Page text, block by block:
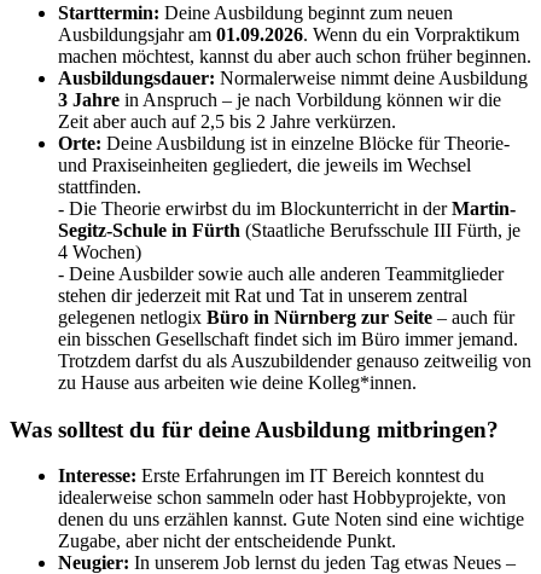
Starttermin: Deine Ausbildung beginnt zum neuen
Ausbildungsjahr am 01.09.2026. Wenn du ein Vorpraktikum
machen möchtest, kannst du aber auch schon früher beginnen.
Ausbildungsdauer: Normalerweise nimmt deine Ausbildung
3 Jahre in Anspruch – je nach Vorbildung können wir die
Zeit aber auch auf 2,5 bis 2 Jahre verkürzen.
Orte: Deine Ausbildung ist in einzelne Blöcke für Theorie-
und Praxiseinheiten gegliedert, die jeweils im Wechsel
stattfinden.
- Die Theorie erwirbst du im Blockunterricht in derMartin-
Segitz-Schule in Fürth (Staatliche Berufsschule III Fürth, je
4 Wochen)
- Deine Ausbilder sowie auch alle anderen Teammitglieder
stehen dir jederzeit mit Rat und Tat in unserem zentral
gelegenen netlogix Büro in Nürnberg zur Seite – auch für
ein bisschen Gesellschaft findet sich im Büro immer jemand.
Trotzdem darfst du als Auszubildender genauso zeitweilig von
zu Hause aus arbeiten wie deine Kolleg*innen.
Was solltest du für deine Ausbildung mitbringen?
Interesse: Erste Erfahrungen im IT Bereich konntest du
idealerweise schon sammeln oder hast Hobbyprojekte, von
denen du uns erzählen kannst. Gute Noten sind eine wichtige
Zugabe, aber nicht der entscheidende Punkt.
Neugier: In unserem Job lernst du jeden Tag etwas Neues –